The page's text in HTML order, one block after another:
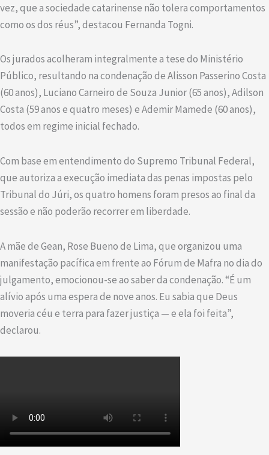
vez, que a sociedade catarinense não tolera comportamentos
como os dos réus”, destacou Fernanda Togni.
Os jurados acolheram integralmente a tese do Ministério
Público, resultando na condenação de Alisson Passerino Costa
(60 anos), Luciano Carneiro de Souza Junior (65 anos), Adilson
Costa (59 anos e quatro meses) e Ademir Mamede (60 anos),
todos em regime inicial fechado.
Com base em entendimento do Supremo Tribunal Federal,
que autoriza a execução imediata das penas impostas pelo
Tribunal do Júri, os quatro homens foram presos ao final da
sessão e não poderão recorrer em liberdade.
A mãe de Gean, Rose Bueno de Lima, que organizou uma
manifestação pacífica em frente ao Fórum de Mafra no dia do
julgamento, emocionou-se ao saber da condenação. “É um
alívio após uma espera de nove anos. Eu sabia que Deus
moveria céu e terra para fazer justiça — e ela foi feita”,
declarou.